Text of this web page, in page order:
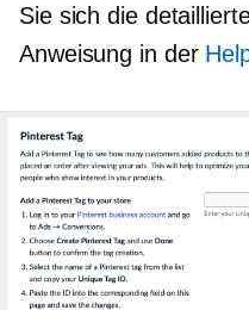
Sie sich die
Anweisung in der